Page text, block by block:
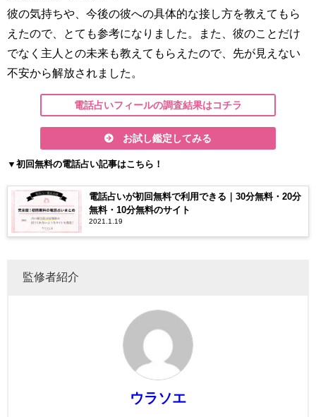
彼の気持ちや、今後の彼への具体的な接し方を教えてもら
えたので、とても参考になりました。また、彼のことだけ
でなく主人との未来も教えてもらえたので、先が見えない
不安から解放されました。
電話占いフィールの調査結果はコチラ
お試し鑑定してみる
▼初回無料の電話占い記事はこちら！
電話占いが初回無料で利用できる｜30分無料・20分
無料・10分無料のサイト
2021.1.19
監修者紹介
ウラソエ